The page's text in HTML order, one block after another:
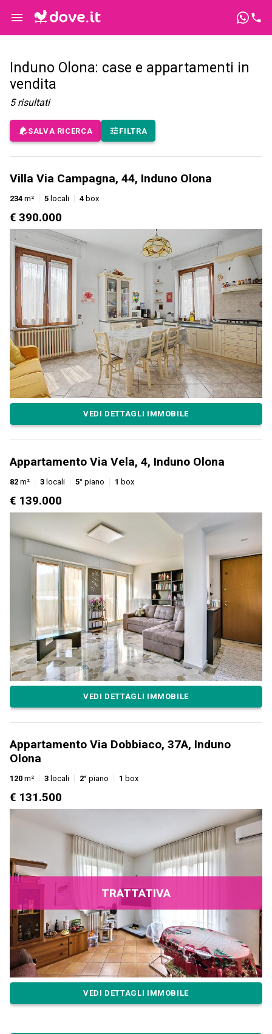
Induno Olona: case e appartamenti in
vendita
5 risultati
SALVA RICERCA FILTRA
Villa Via Campagna, 44, Induno Olona
234 m² 5 locali 4 box
€ 390.000
VEDI DETTAGLI IMMOBILE
Appartamento Via Vela, 4, Induno Olona
82 m² 3 locali 5° piano 1 box
€ 139.000
VEDI DETTAGLI IMMOBILE
Appartamento Via Dobbiaco, 37A, Induno
Olona
120 m² 3 locali 2° piano 1 box
€ 131.500
TRATTATIVA
VEDI DETTAGLI IMMOBILE